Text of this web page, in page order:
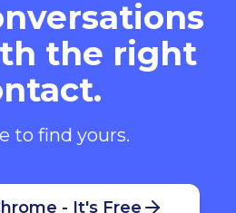
the right
to find yours.
- It's Free